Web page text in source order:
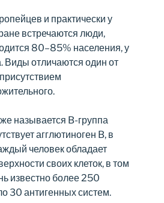
и практически у
встречаются люди,
80–85% населения, у
Виды отличаются один от
называется B-группа
агглютиноген B, в
человек обладает
своих клеток, в том
известно более 250
30 антигенных систем.